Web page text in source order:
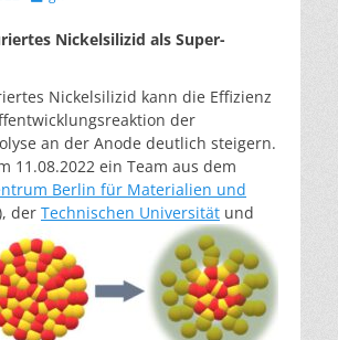
Nickelsilizid als Super-
Nickelsilizid kann die Effizienz
der
an der Anode deutlich steigern.
11.08.2022 ein Team aus dem
Berlin für Materialien und
der Technischen Universität und